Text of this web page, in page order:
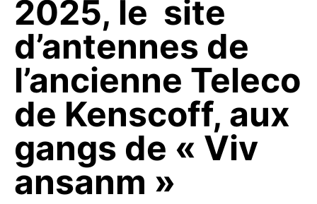
2025, le site
d’antennes de
l’ancienne Teleco
de Kenscoff, aux
gangs de « Viv
ansanm »